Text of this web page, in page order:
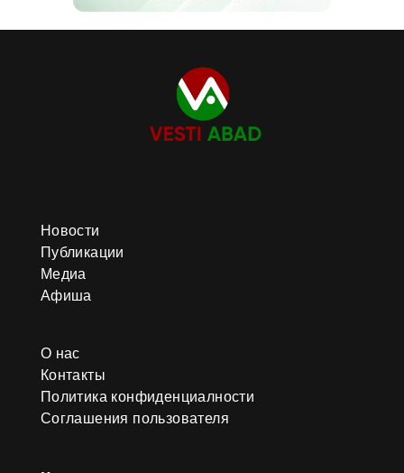
Новости
Публикации
Медиа
Афиша
О нас
Контакты
Политика конфиденциалности
Соглашения пользователя